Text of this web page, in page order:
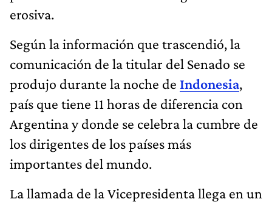
erosiva.
Según la información que trascendió, la
comunicación de la titular del Senado se
produjo durante la noche de Indonesia,
país que tiene 11 horas de diferencia con
Argentina y donde se celebra la cumbre de
los dirigentes de los países más
importantes del mundo.
La llamada de la Vicepresidenta llega en un